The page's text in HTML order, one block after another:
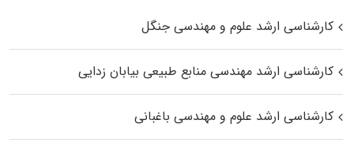
کارشناسی ارشد علوم و مهندسی جنگل
کارشناسی ارشد مهندسی منابع طبیعی بیابان زدایی
کارشناسی ارشد علوم و مهندسی باغبانی